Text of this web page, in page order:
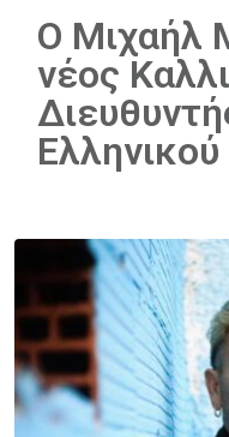
Ο Μιχαήλ
νέος